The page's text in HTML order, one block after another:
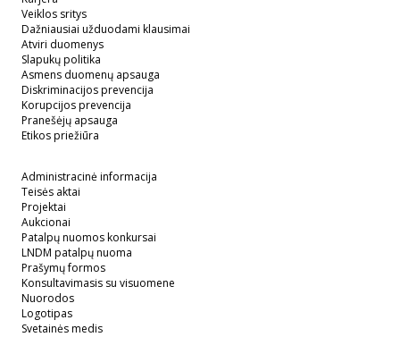
Veiklos sritys
Dažniausiai užduodami klausimai
Atviri duomenys
Slapukų politika
Asmens duomenų apsauga
Diskriminacijos prevencija
Korupcijos prevencija
Pranešėjų apsauga
Etikos priežiūra
Administracinė informacija
Teisės aktai
Projektai
Aukcionai
Patalpų nuomos konkursai
LNDM patalpų nuoma
Prašymų formos
Konsultavimasis su visuomene
Nuorodos
Logotipas
Svetainės medis